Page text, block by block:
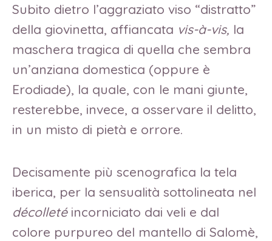
Subito dietro l’aggraziato viso “distratto”
della giovinetta, affiancata vis-à-vis, la
maschera tragica di quella che sembra
un’anziana domestica (oppure è
Erodiade), la quale, con le mani giunte,
resterebbe, invece, a osservare il delitto,
in un misto di pietà e orrore.
Decisamente più scenografica la tela
iberica, per la sensualità sottolineata nel
décolletéincorniciato dai veli e dal
colore purpureo del mantello di Salomè,